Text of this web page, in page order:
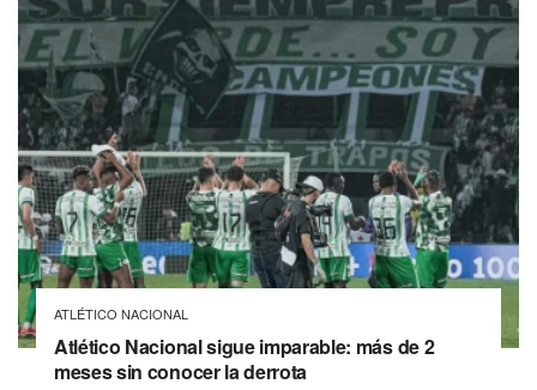
ATLÉTICO NACIONAL
Atlético Nacional sigue imparable: más de 2
meses sin conocer la derrota